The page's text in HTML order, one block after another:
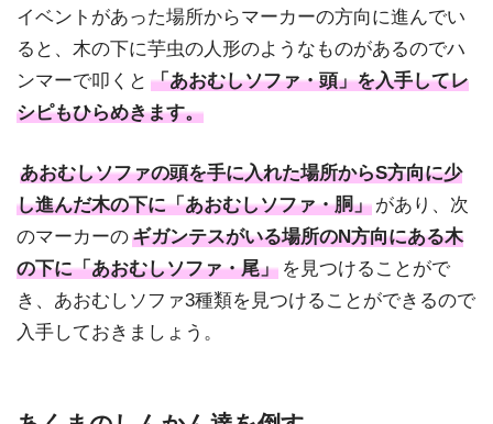
イベントがあった場所からマーカーの方向に進んでい
ると、木の下に芋虫の人形のようなものがあるのでハ
ンマーで叩くと 「あおむしソファ・頭」を入手してレ
シピもひらめきます。
あおむしソファの頭を手に入れた場所からS方向に少
し進んだ木の下に「あおむしソファ・胴」 があり、次
のマーカーのギガンテスがいる場所のN方向にある木
の下に「あおむしソファ・尾」 を見つけることがで
き、あおむしソファ3種類を見つけることができるので
入手しておきましょう。